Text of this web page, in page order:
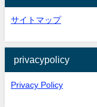
サイトマップ
privacypolicy
Privacy Policy